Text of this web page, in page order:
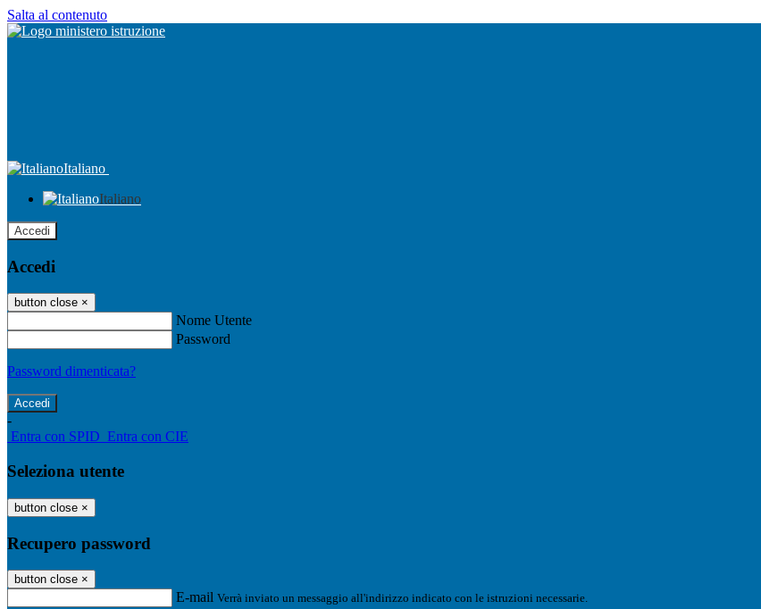
Salta al contenuto
Italiano
Italiano
Accedi
Accedi
button close ×
Nome Utente
Password
Password dimenticata?
-
Entra con SPID Entra con CIE
Seleziona utente
button close ×
Recupero password
button close ×
E-mail Verrà inviato un messaggio all'indirizzo indicato con le istruzioni necessarie.